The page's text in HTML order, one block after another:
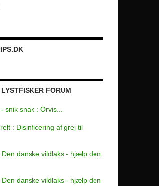
FORUM
snik snak : Orvis...
: Disinficering af grej til
Den danske vildlaks - hjælp den
Den danske vildlaks - hjælp den